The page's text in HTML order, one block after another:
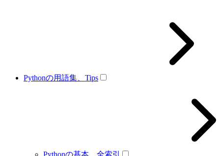
Pythonの用語集、Tips
Pythonの基本、全索引